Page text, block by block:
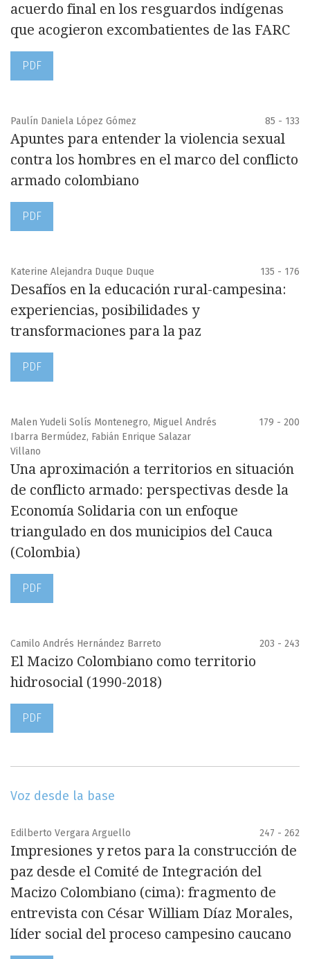
acuerdo final en los resguardos indígenas
que acogieron excombatientes de las FARC
PDF
Paulín Daniela López Gómez 85 - 133
Apuntes para entender la violencia sexual
contra los hombres en el marco del conflicto
armado colombiano
PDF
Katerine Alejandra Duque Duque 135 - 176
Desafíos en la educación rural-campesina:
experiencias, posibilidades y
transformaciones para la paz
PDF
Malen Yudeli Solís Montenegro, Miguel Andrés
Ibarra Bermúdez, Fabián Enrique Salazar
Villano
179 - 200
Una aproximación a territorios en situación
de conflicto armado: perspectivas desde la
Economía Solidaria con un enfoque
triangulado en dos municipios del Cauca
(Colombia)
PDF
Camilo Andrés Hernández Barreto 203 - 243
El Macizo Colombiano como territorio
hidrosocial (1990-2018)
PDF
Voz desde la base
Edilberto Vergara Arguello 247 - 262
Impresiones y retos para la construcción de
paz desde el Comité de Integración del
Macizo Colombiano (cima): fragmento de
entrevista con César William Díaz Morales,
líder social del proceso campesino caucano